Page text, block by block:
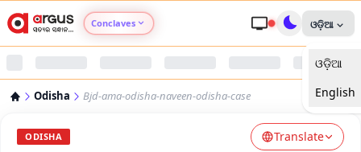
Conclaves ଓଡ଼ିଆ
ଓଡ଼ିଆ
English
Odisha Bjd-ama-odisha-naveen-odisha-case
ODISHA Translate